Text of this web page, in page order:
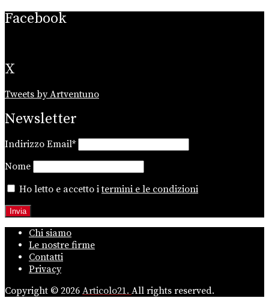
Facebook
X
Tweets by Artventuno
Newsletter
Indirizzo Email*
Nome
Ho letto e accetto itermini e le condizioni
Chi siamo
Le nostre firme
Contatti
Privacy
Copyright © 2026 Articolo21. All rights reserved.